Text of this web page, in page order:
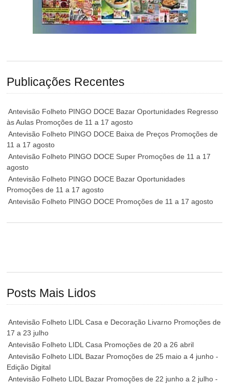
Publicações Recentes
Antevisão Folheto PINGO DOCE Bazar Oportunidades Regresso
às Aulas Promoções de 11 a 17 agosto
Antevisão Folheto PINGO DOCE Baixa de Preços Promoções de
11 a 17 agosto
Antevisão Folheto PINGO DOCE Super Promoções de 11 a 17
agosto
Antevisão Folheto PINGO DOCE Bazar Oportunidades
Promoções de 11 a 17 agosto
Antevisão Folheto PINGO DOCE Promoções de 11 a 17 agosto
Posts Mais Lidos
Antevisão Folheto LIDL Casa e Decoração Livarno Promoções de
17 a 23 julho
Antevisão Folheto LIDL Casa Promoções de 20 a 26 abril
Antevisão Folheto LIDL Bazar Promoções de 25 maio a 4 junho -
Edição Digital
Antevisão Folheto LIDL Bazar Promoções de 22 junho a 2 julho -